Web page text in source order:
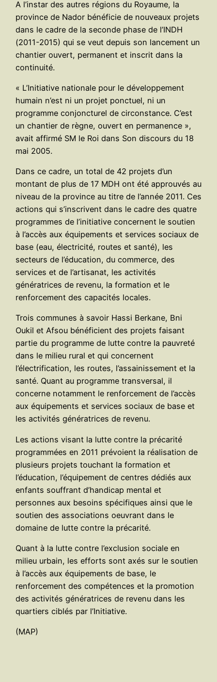
A l’instar des autres régions du Royaume, la
province de Nador bénéficie de nouveaux projets
dans le cadre de la seconde phase de l’INDH
(2011-2015) qui se veut depuis son lancement un
chantier ouvert, permanent et inscrit dans la
continuité.
« L’Initiative nationale pour le développement
humain n’est ni un projet ponctuel, ni un
programme conjoncturel de circonstance. C’est
un chantier de règne, ouvert en permanence »,
avait affirmé SM le Roi dans Son discours du 18
mai 2005.
Dans ce cadre, un total de 42 projets d’un
montant de plus de 17 MDH ont été approuvés au
niveau de la province au titre de l’année 2011. Ces
actions qui s’inscrivent dans le cadre des quatre
programmes de l’initiative concernent le soutien
à l’accès aux équipements et services sociaux de
base (eau, électricité, routes et santé), les
secteurs de l’éducation, du commerce, des
services et de l’artisanat, les activités
génératrices de revenu, la formation et le
renforcement des capacités locales.
Trois communes à savoir Hassi Berkane, Bni
Oukil et Afsou bénéficient des projets faisant
partie du programme de lutte contre la pauvreté
dans le milieu rural et qui concernent
l’électrification, les routes, l’assainissement et la
santé. Quant au programme transversal, il
concerne notamment le renforcement de l’accès
aux équipements et services sociaux de base et
les activités génératrices de revenu.
Les actions visant la lutte contre la précarité
programmées en 2011 prévoient la réalisation de
plusieurs projets touchant la formation et
l’éducation, l’équipement de centres dédiés aux
enfants souffrant d’handicap mental et
personnes aux besoins spécifiques ainsi que le
soutien des associations oeuvrant dans le
domaine de lutte contre la précarité.
Quant à la lutte contre l’exclusion sociale en
milieu urbain, les efforts sont axés sur le soutien
à l’accès aux équipements de base, le
renforcement des compétences et la promotion
des activités génératrices de revenu dans les
quartiers ciblés par l’Initiative.
(MAP)